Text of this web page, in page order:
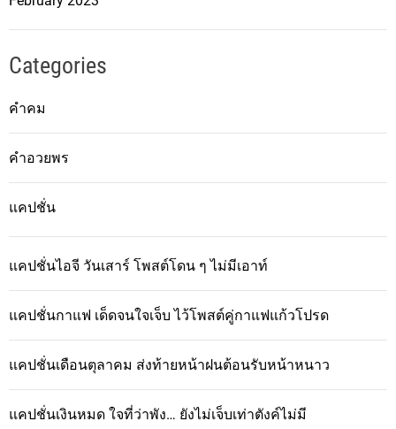
Categories
คำคม
คำอวยพร
แคปชั่น
แคปชั่นไอจี วันเสาร์ โพสต์โดน ๆ ไม่มีเอาท์
แคปชั่นกาแฟ เด็ดจนใจเจ็บ ไว้โพสต์คู่กาแฟแก้วโปรด
แคปชั่นเดือนตุลาคม ส่งท้ายหน้าฝนต้อนรับหน้าหนาว
แคปชั่นเงินหมด ใจที่ว่าพัง… ยังไม่เจ็บเท่าตังค์ไม่มี